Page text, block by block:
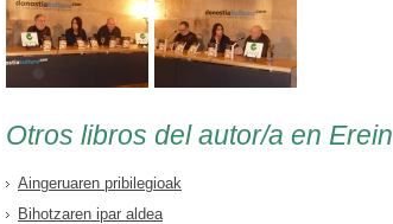
Otros libros del autor/a en Erein
Aingeruaren pribilegioak
Bihotzaren ipar aldea